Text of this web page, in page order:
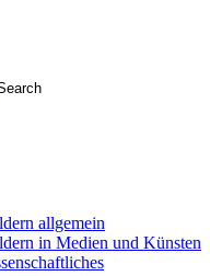
allgemein
in Medien und Künsten